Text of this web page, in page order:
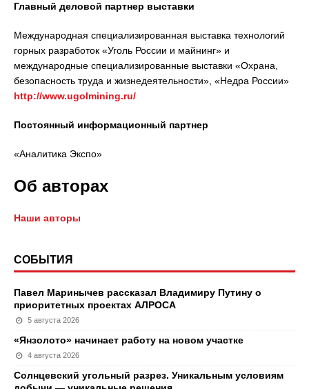
Главный деловой партнер выставки
Международная специализированная выставка технологий
горных разработок «Уголь России и майнинг» и
международные специализированные выставки «Охрана,
безопасность труда и жизнедеятельности», «Недра России»
http://www.ugolmining.ru/
Постоянный информационный партнер
«Аналитика Экспо»
Об авторах
Наши авторы
СОБЫТИЯ
Павел Маринычев рассказал Владимиру Путину о
приоритетных проектах АЛРОСА
5 августа 2026
«Янзолото» начинает работу на новом участке
4 августа 2026
Солнцевский угольный разрез. Уникальным условиям